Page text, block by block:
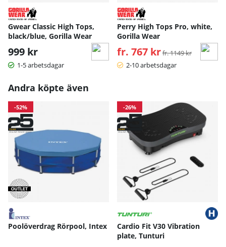
Gwear Classic High Tops,
black/blue, Gorilla Wear
999 kr
1-5 arbetsdagar
Perry High Tops Pro, white,
Gorilla Wear
fr. 767 kr Ordinarie pris:
fr. 1149 kr
2-10 arbetsdagar
Andra köpte även
-52%
Poolöverdrag Rörpool, Intex
-26%
Cardio Fit V30 Vibration
plate, Tunturi